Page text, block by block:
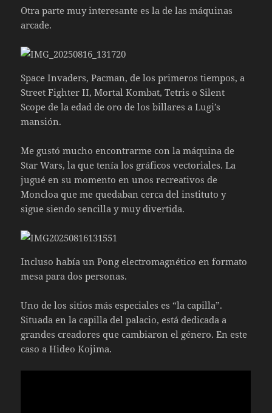
Otra parte muy interesante es la de las máquinas
arcade.
Space Invaders, Pacman, de los primeros tiempos, a
Street Fighter II, Mortal Kombat, Tetris o Silent
Scope de la edad de oro de los billares a Lugi’s
mansión.
Me gustó mucho encontrarme con la máquina de
Star Wars, la que tenía los gráficos vectoriales. La
jugué en su momento en unos recreativos de
Moncloa que me quedaban cerca del instituto y
sigue siendo sencilla y muy divertida.
Incluso había un Pong electromagnético en formato
mesa para dos personas.
Uno de los sitios más especiales es “la capilla”.
Situada en la capilla del palacio, está dedicada a
grandes creadores que cambiaron el género. En este
caso a Hideo Kojima.